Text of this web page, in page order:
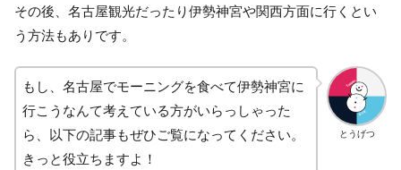
その後、名古屋観光だったり伊勢神宮や関西方面に行くとい
う方法もありです。
とうげつ
もし、名古屋でモーニングを食べて伊勢神宮に
行こうなんて考えている方がいらっしゃった
ら、以下の記事もぜひご覧になってください。
きっと役立ちますよ！